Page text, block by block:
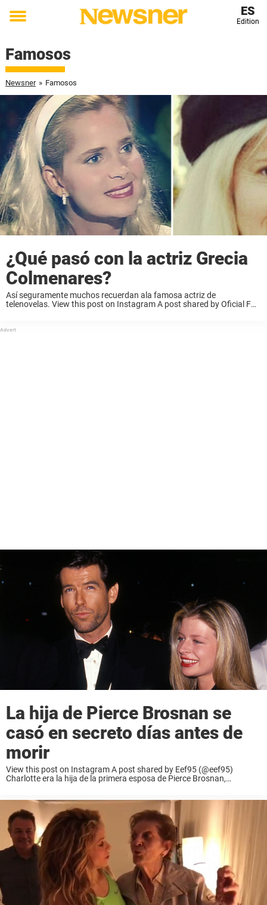
Toggle
ES
Edition
Famosos
Newsner » Famosos
¿Qué pasó con la actriz Grecia
Colmenares?
Así seguramente muchos recuerdan ala famosa actriz de
telenovelas. View this post on Instagram A post shared by Oficial FC
La hija de Pierce Brosnan se
casó en secreto días antes de
morir
View this post on Instagram A post shared by Eef95 (@eef95)
Charlotte era la hija de la primera esposa de Pierce Brosnan,